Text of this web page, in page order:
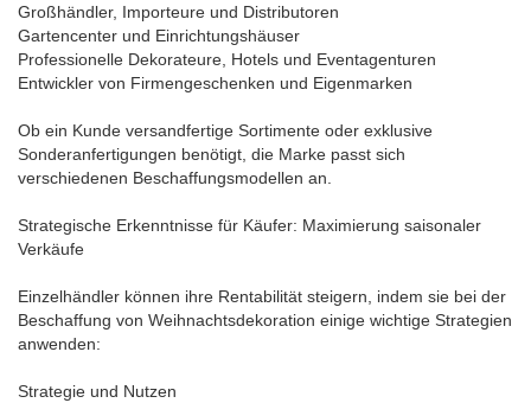
Großhändler, Importeure und Distributoren
Gartencenter und Einrichtungshäuser
Professionelle Dekorateure, Hotels und Eventagenturen
Entwickler von Firmengeschenken und Eigenmarken
Ob ein Kunde versandfertige Sortimente oder exklusive
Sonderanfertigungen benötigt, die Marke passt sich
verschiedenen Beschaffungsmodellen an.
Strategische Erkenntnisse für Käufer: Maximierung saisonaler
Verkäufe
Einzelhändler können ihre Rentabilität steigern, indem sie bei der
Beschaffung von Weihnachtsdekoration einige wichtige Strategien
anwenden:
Strategie und Nutzen